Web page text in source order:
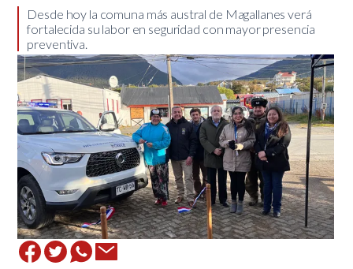
​Desde hoy la comuna más austral de Magallanes verá
fortalecida su labor en seguridad con mayor presencia
preventiva.